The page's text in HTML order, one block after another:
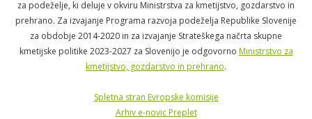
za podeželje, ki deluje v okviru Ministrstva za kmetijstvo, gozdarstvo in
prehrano. Za izvajanje Programa razvoja podeželja Republike Slovenije
za obdobje 2014-2020 in za izvajanje Strateškega načrta skupne
kmetijske politike 2023-2027 za Slovenijo je odgovorno Ministrstvo za
kmetijstvo, gozdarstvo in prehrano.
Spletna stran Evropske komisije
Arhiv e-novic Preplet